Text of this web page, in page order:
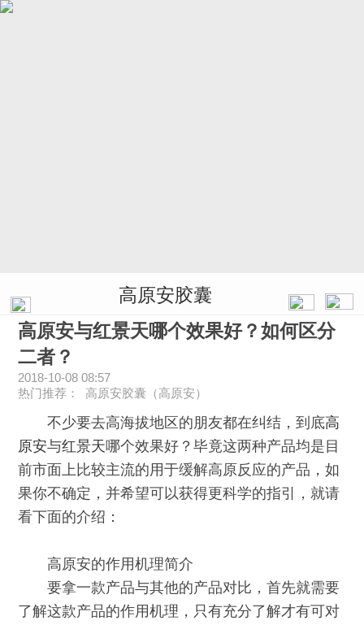
高原安胶囊
高原安与红景天哪个效果好？如何区分
二者？
2018-10-08 08:57
热门推荐： 高原安胶囊（高原安）
不少要去高海拔地区的朋友都在纠结，到底高
原安与红景天哪个效果好？毕竟这两种产品均是目
前市面上比较主流的用于缓解高原反应的产品，如
果你不确定，并希望可以获得更科学的指引，就请
看下面的介绍：
高原安的作用机理简介
要拿一款产品与其他的产品对比，首先就需要
了解这款产品的作用机理，只有充分了解才有可对